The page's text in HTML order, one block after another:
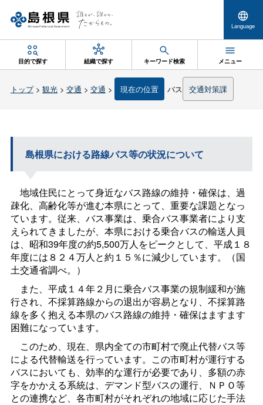
Language
目的で探す 組織で探す キーワード検索 メニュー
トップ> 観光> 交通 > 交通 > 現在の位置 バス 交通対策課
島根県における路線バス等の状況について
地域住民にとって身近なバス路線の維持・確保は、過
疎化、高齢化等が進む本県にとって、重要な課題となっ
ています。従来、バス事業は、乗合バス事業者により支
えられてきましたが、本県における乗合バスの輸送人員
は、昭和39年度の約5,500万人をピークとして、平成１８
年度には８２４万人と約１５％に減少しています。（国
土交通省調べ。）
また、平成１４年２月に乗合バス事業の規制緩和が施
行され、不採算路線からの退出が容易となり、不採算路
線を多く抱える本県のバス路線の維持・確保はますます
困難になっています。
このため、現在、県内全ての市町村で廃止代替バス等
による代替輸送を行っています。この市町村が運行する
バスにおいても、効率的な運行が必要であり、多額の赤
字をかかえる系統は、デマンド型バスの運行、ＮＰＯ等
との連携など、各市町村がそれぞれの地域に応じた手法